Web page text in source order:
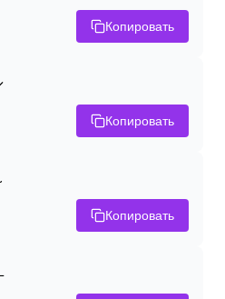
Копировать
Копировать
Копировать